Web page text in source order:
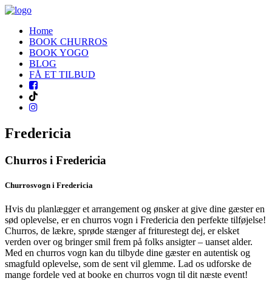
Home
BOOK CHURROS
BOOK YOGO
BLOG
FÅ ET TILBUD
Fredericia
Churros i Fredericia
Churrosvogn i Fredericia
Hvis du planlægger et arrangement og ønsker at give dine gæster en
sød oplevelse, er en churros vogn i Fredericia den perfekte tilføjelse!
Churros, de lækre, sprøde stænger af friturestegt dej, er elsket
verden over og bringer smil frem på folks ansigter – uanset alder.
Med en churros vogn kan du tilbyde dine gæster en autentisk og
smagfuld oplevelse, som de sent vil glemme. Lad os udforske de
mange fordele ved at booke en churros vogn til dit næste event!